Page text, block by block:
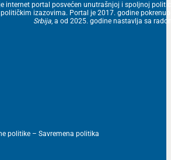
internet portal posvećen unutrašnjoj i spoljnoj
izazovima. Portal je 2017. godine
Srbija, a od 2025. godine nastavlja sa
politike – Savremena politika